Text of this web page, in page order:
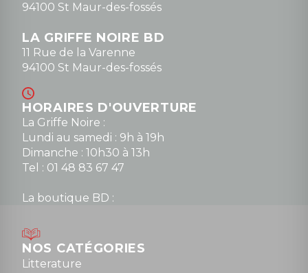
94100 St Maur-des-fossés
LA GRIFFE NOIRE BD
11 Rue de la Varenne
94100 St Maur-des-fossés
HORAIRES D'OUVERTURE
La Griffe Noire :
Lundi au samedi : 9h à 19h
Dimanche : 10h30 à 13h
Tel : 01 48 83 67 47
La boutique BD :
Mardi au samedi : 10h à 13h / 14h à 19h
Dimanche : 10h30 à 12h30
Tel : 01 48 89 13 88
NOS CATÉGORIES
Litterature